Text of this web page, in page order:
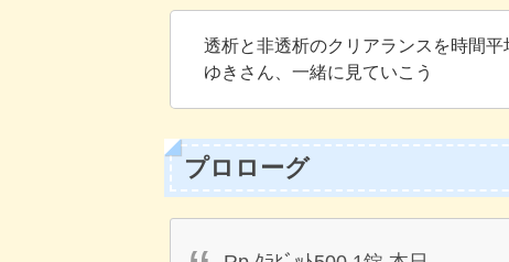
透析と非透析のクリアランスを時間平
ゆきさん、一緒に見ていこう
プロローグ